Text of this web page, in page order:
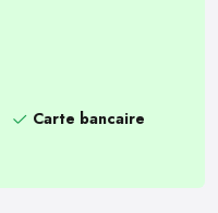
Carte bancaire